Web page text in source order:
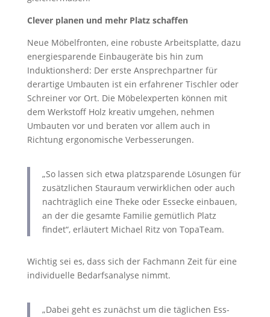
Clever planen und mehr Platz schaffen
Neue Möbelfronten, eine robuste Arbeitsplatte, dazu
energiesparende Einbaugeräte bis hin zum
Induktionsherd: Der erste Ansprechpartner für
derartige Umbauten ist ein erfahrener Tischler oder
Schreiner vor Ort. Die Möbelexperten können mit
dem Werkstoff Holz kreativ umgehen, nehmen
Umbauten vor und beraten vor allem auch in
Richtung ergonomische Verbesserungen.
„So lassen sich etwa platzsparende Lösungen für
zusätzlichen Stauraum verwirklichen oder auch
nachträglich eine Theke oder Essecke einbauen,
an der die gesamte Familie gemütlich Platz
findet“, erläutert Michael Ritz von TopaTeam.
Wichtig sei es, dass sich der Fachmann Zeit für eine
individuelle Bedarfsanalyse nimmt.
„Dabei geht es zunächst um die täglichen Ess-